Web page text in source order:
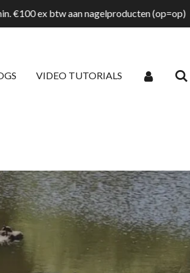
€100 ex btw aan nagelproducten (op=op)
VIDEO TUTORIALS